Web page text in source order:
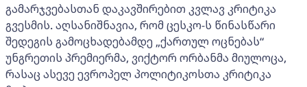
გამარჯვებასთან დაკავშირებით კვლავ კრიტიკა
გვესმის. აღსანიშნავია, რომ ცესკო-ს წინასწარი
შედეგის გამოცხადებამდე „ქართულ ოცნებას“
უნგრეთის პრემიერმა, ვიქტორ ორბანმა მიულოცა,
რასაც ასევე ევროპელ პოლიტიკოსთა კრიტიკა